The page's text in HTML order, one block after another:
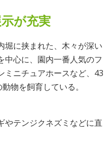
が充実
堀に挟まれた、木々が深い
中心に、園内一番人気のフ
ミニチュアホースなど、43
物を飼育している。
やテンジクネズミなどに直